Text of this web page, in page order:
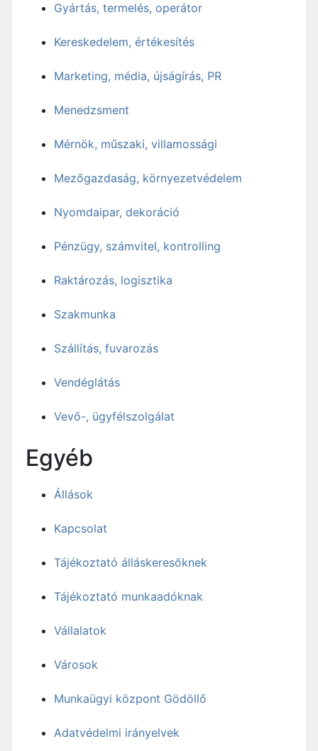
Gyártás, termelés, operátor
Kereskedelem, értékesítés
Marketing, média, újságírás, PR
Menedzsment
Mérnök, műszaki, villamossági
Mezőgazdaság, környezetvédelem
Nyomdaipar, dekoráció
Pénzügy, számvitel, kontrolling
Raktározás, logisztika
Szakmunka
Szállítás, fuvarozás
Vendéglátás
Vevő-, ügyfélszolgálat
Egyéb
Állások
Kapcsolat
Tájékoztató álláskeresőknek
Tájékoztató munkaadóknak
Vállalatok
Városok
Munkaügyi központ Gödöllő
Adatvédelmi irányelvek